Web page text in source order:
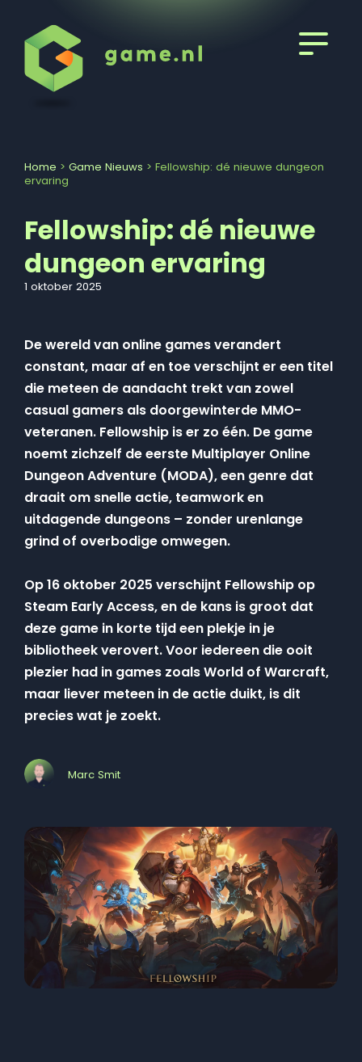
Home > Game Nieuws > Fellowship: dé nieuwe dungeon
ervaring
Fellowship: dé nieuwe
dungeon ervaring
1 oktober 2025
De wereld van online games verandert
constant, maar af en toe verschijnt er een titel
die meteen de aandacht trekt van zowel
casual gamers als doorgewinterde MMO-
veteranen. Fellowship is er zo één. De game
noemt zichzelf de eerste Multiplayer Online
Dungeon Adventure (MODA), een genre dat
draait om snelle actie, teamwork en
uitdagende dungeons – zonder urenlange
grind of overbodige omwegen.
Op 16 oktober 2025 verschijnt Fellowship op
Steam Early Access, en de kans is groot dat
deze game in korte tijd een plekje in je
bibliotheek verovert. Voor iedereen die ooit
plezier had in games zoals World of Warcraft,
maar liever meteen in de actie duikt, is dit
precies wat je zoekt.
Marc Smit